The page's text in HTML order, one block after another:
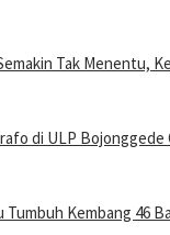
Tak Menentu,
di ULP
Tumbuh Kembang 46